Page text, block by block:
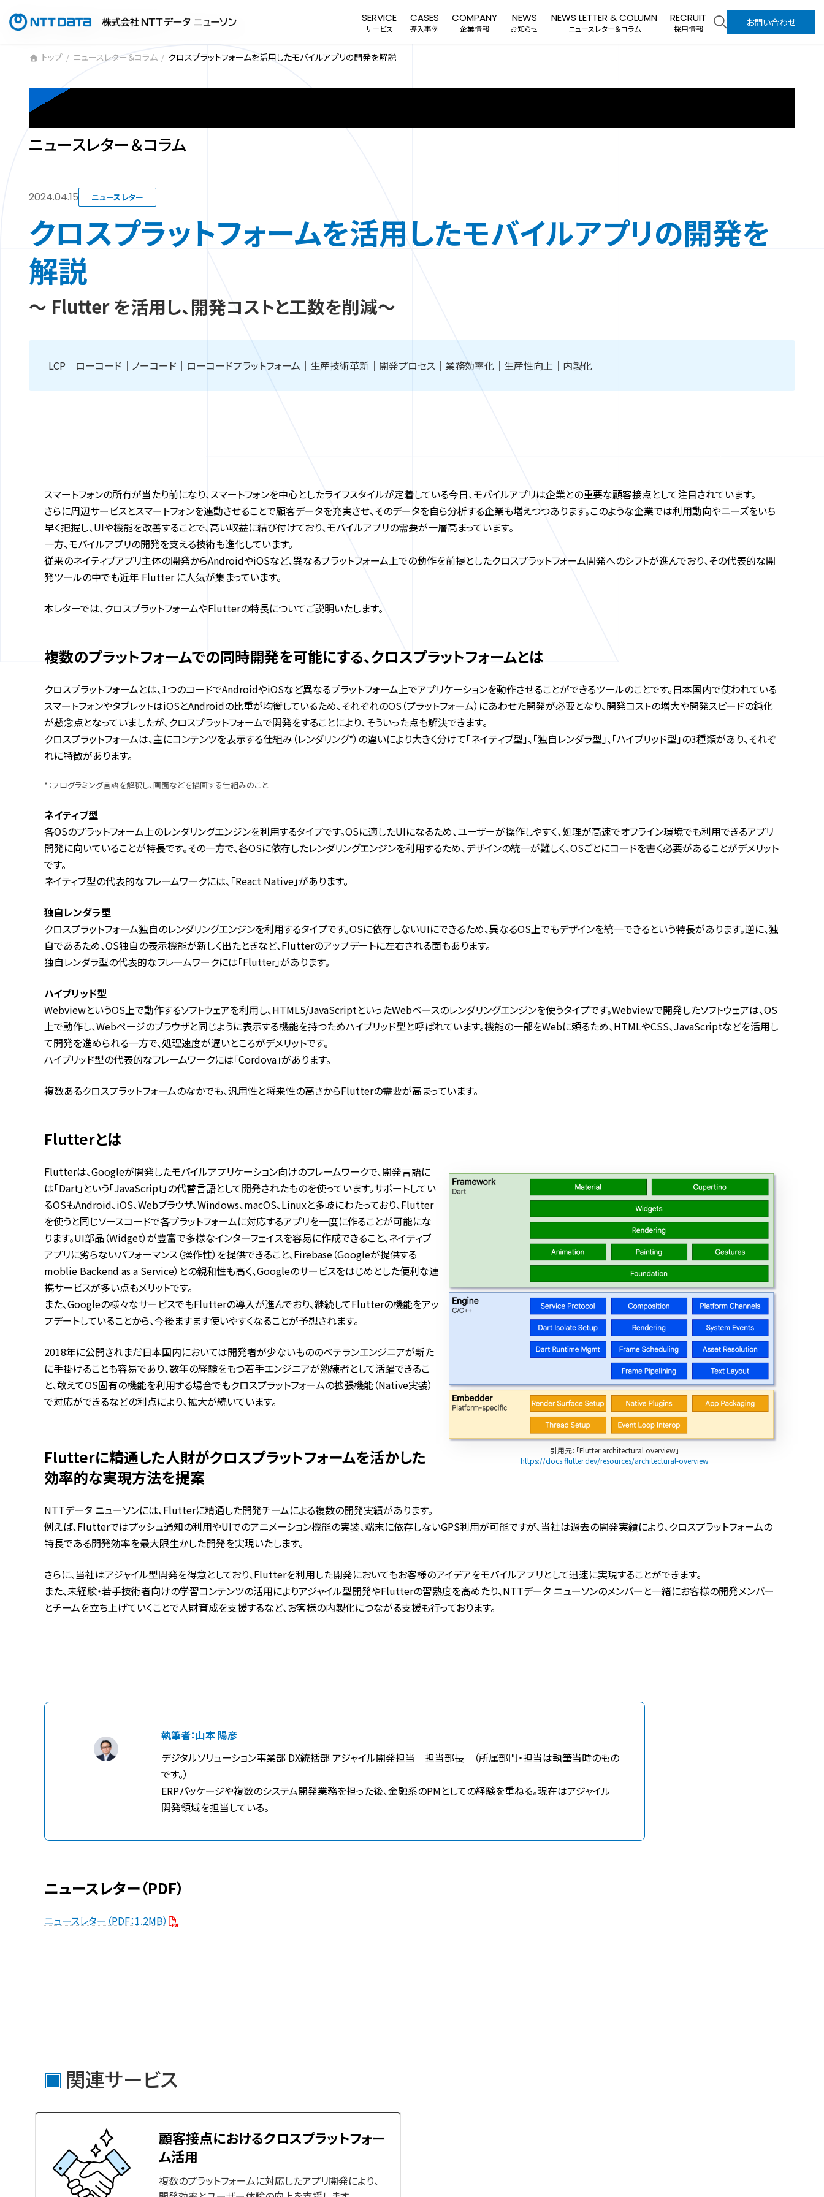
SERVICE
サービス
CASES
導入事例
COMPANY
企業情報
NEWS
お知らせ
NEWS LETTER & COLUMN
ニュースレター＆コラム
RECRUIT
採用情報
お問い合わせ
トップ ニュースレター＆コラム クロスプラットフォームを活用したモバイルアプリの開発を解説
NEWS LETTER & COLUMN
ニュースレター＆コラム
2024.04.15 ニュースレター
クロスプラットフォームを活用したモバイルアプリの開発を
解説
～ Flutter を活用し、開発コストと工数を削減～
LCP｜ローコード｜ノーコード｜ローコードプラットフォーム｜生産技術革新｜開発プロセス｜業務効率化｜生産性向上｜内製化
スマートフォンの所有が当たり前になり、スマートフォンを中心としたライフスタイルが定着している今日、モバイルアプリは企業との重要な顧客接点として注目されています。
さらに周辺サービスとスマートフォンを連動させることで顧客データを充実させ、そのデータを自ら分析する企業も増えつつあります。このような企業では利用動向やニーズをいち
早く把握し、UIや機能を改善することで、高い収益に結び付けており、モバイルアプリの需要が一層高まっています。
一方、モバイルアプリの開発を支える技術も進化しています。
従来のネイティブアプリ主体の開発からAndroidやiOSなど、異なるプラットフォーム上での動作を前提としたクロスプラットフォーム開発へのシフトが進んでおり、その代表的な開
発ツールの中でも近年 Flutter に人気が集まっています。
本レターでは、クロスプラットフォームやFlutterの特長についてご説明いたします。
複数のプラットフォームでの同時開発を可能にする、クロスプラットフォームとは
クロスプラットフォームとは、1つのコードでAndroidやiOSなど異なるプラットフォーム上でアプリケーションを動作させることができるツールのことです。日本国内で使われている
スマートフォンやタブレットはiOSとAndroidの比重が均衡しているため、それぞれのOS（プラットフォーム）にあわせた開発が必要となり、開発コストの増大や開発スピードの鈍化
が懸念点となっていましたが、クロスプラットフォームで開発をすることにより、そういった点も解決できます。
クロスプラットフォームは、主にコンテンツを表示する仕組み（レンダリング*）の違いにより大きく分けて「ネイティブ型」、「独自レンダラ型」、「ハイブリッド型」の3種類があり、それぞ
れに特徴があります。
*：プログラミング言語を解釈し、画面などを描画する仕組みのこと
ネイティブ型
各OSのプラットフォーム上のレンダリングエンジンを利用するタイプです。OSに適したUIになるため、ユーザーが操作しやすく、処理が高速でオフライン環境でも利用できるアプリ
開発に向いていることが特長です。その一方で、各OSに依存したレンダリングエンジンを利用するため、デザインの統一が難しく、OSごとにコードを書く必要があることがデメリット
です。
ネイティブ型の代表的なフレームワークには、「React Native」があります。
独自レンダラ型
クロスプラットフォーム独自のレンダリングエンジンを利用するタイプです。OSに依存しないUIにできるため、異なるOS上でもデザインを統一できるという特長があります。逆に、独
自であるため、OS独自の表示機能が新しく出たときなど、Flutterのアップデートに左右される面もあります。
独自レンダラ型の代表的なフレームワークには「Flutter」があります。
ハイブリッド型
WebviewというOS上で動作するソフトウェアを利用し、HTML5/JavaScriptといったWebベースのレンダリングエンジンを使うタイプです。Webviewで開発したソフトウェアは、OS
上で動作し、Webページのブラウザと同じように表示する機能を持つためハイブリッド型と呼ばれています。機能の一部をWebに頼るため、HTMLやCSS、JavaScriptなどを活用し
て開発を進められる一方で、処理速度が遅いところがデメリットです。
ハイブリッド型の代表的なフレームワークには「Cordova」があります。
複数あるクロスプラットフォームのなかでも、汎用性と将来性の高さからFlutterの需要が高まっています。
Flutterとは
引用元：「Flutter architectural overview」
https://docs.flutter.dev/resources/architectural-overview
Flutterは、Googleが開発したモバイルアプリケーション向けのフレームワークで、開発言語に
は「Dart」という「JavaScript」の代替言語として開発されたものを使っています。サポートしてい
るOSもAndroid、iOS、Webブラウザ、Windows、macOS、Linuxと多岐にわたっており、Flutter
を使うと同じソースコードで各プラットフォームに対応するアプリを一度に作ることが可能にな
ります。UI部品（Widget）が豊富で多様なインターフェイスを容易に作成できること、ネイティブ
アプリに劣らないパフォーマンス（操作性）を提供できること、Firebase（Googleが提供する
moblie Backend as a Service）との親和性も高く、Googleのサービスをはじめとした便利な連
携サービスが多い点もメリットです。
また、Googleの様々なサービスでもFlutterの導入が進んでおり、継続してFlutterの機能をアッ
プデートしていることから、今後ますます使いやすくなることが予想されます。
2018年に公開されまだ日本国内においては開発者が少ないもののベテランエンジニアが新た
に手掛けることも容易であり、数年の経験をもつ若手エンジニアが熟練者として活躍できるこ
と、敢えてOS固有の機能を利用する場合でもクロスプラットフォームの拡張機能（Native実装）
で対応ができるなどの利点により、拡大が続いています。
Flutterに精通した人財がクロスプラットフォームを活かした
効率的な実現方法を提案
NTTデータ ニューソンには、Flutterに精通した開発チームによる複数の開発実績があります。
例えば、Flutterではプッシュ通知の利用やUIでのアニメーション機能の実装、端末に依存しないGPS利用が可能ですが、当社は過去の開発実績により、クロスプラットフォームの
特長である開発効率を最大限生かした開発を実現いたします。
さらに、当社はアジャイル型開発を得意としており、Flutterを利用した開発においてもお客様のアイデアをモバイルアプリとして迅速に実現することができます。
また、未経験・若手技術者向けの学習コンテンツの活用によりアジャイル型開発やFlutterの習熟度を高めたり、NTTデータ ニューソンのメンバーと一緒にお客様の開発メンバー
とチームを立ち上げていくことで人財育成を支援するなど、お客様の内製化につながる支援も行っております。
執筆者：山本 陽彦
デジタルソリューション事業部 DX統括部 アジャイル開発担当 担当部長 （所属部門・担当は執筆当時のもの
です。）
ERPパッケージや複数のシステム開発業務を担った後、金融系のPMとしての経験を重ねる。現在はアジャイル
開発領域を担当している。
ニュースレター（PDF）
ニュースレター（PDF：1.2MB）
関連サービス
顧客接点におけるクロスプラットフォー
ム活用
複数のプラットフォームに対応したアプリ開発により、